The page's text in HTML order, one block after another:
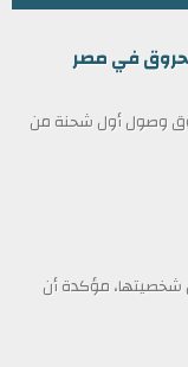
في مصر
وصول أول شحنة من
شخصيتها، مؤكدة أن